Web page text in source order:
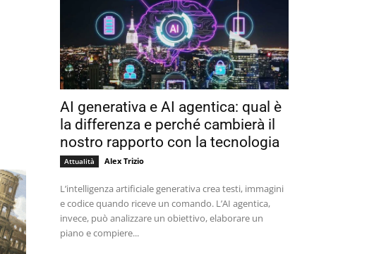
AI generativa e AI agentica: qual è
la differenza e perché cambierà il
nostro rapporto con la tecnologia
Attualità Alex Trizio
L’intelligenza artificiale generativa crea testi, immagini
e codice quando riceve un comando. L’AI agentica,
invece, può analizzare un obiettivo, elaborare un
piano e compiere...